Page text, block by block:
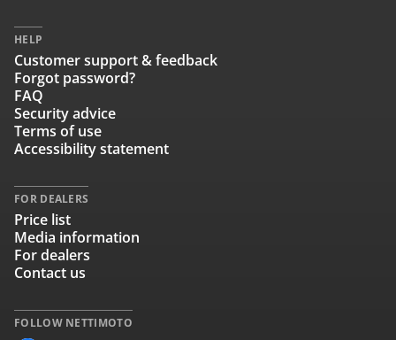
FOLLOW NETTIMOTO
HELP
Customer support & feedback
Forgot password?
FAQ
Security advice
Terms of use
Accessibility statement
FOR DEALERS
Price list
Media information
For dealers
Contact us